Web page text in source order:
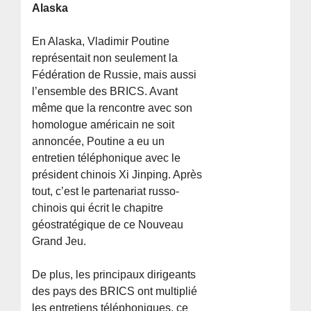
Alaska
En Alaska, Vladimir Poutine
représentait non seulement la
Fédération de Russie, mais aussi
l’ensemble des BRICS. Avant
même que la rencontre avec son
homologue américain ne soit
annoncée, Poutine a eu un
entretien téléphonique avec le
président chinois Xi Jinping. Après
tout, c’est le partenariat russo-
chinois qui écrit le chapitre
géostratégique de ce Nouveau
Grand Jeu.
De plus, les principaux dirigeants
des pays des BRICS ont multiplié
les entretiens téléphoniques, ce